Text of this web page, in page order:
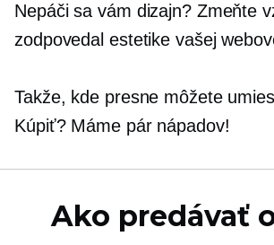
Nepáči sa vám dizajn? Zmeňte
zodpovedal estetike vašej
Takže, kde presne môžete
Kúpiť? Máme pár nápadov!
Ako predávať